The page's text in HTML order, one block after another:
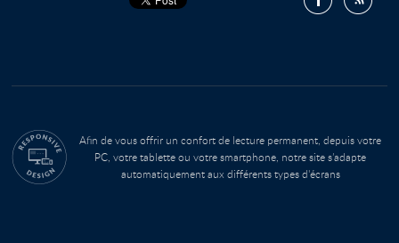
Afin de vous offrir un confort de lecture permanent, depuis votre
PC, votre tablette ou votre smartphone, notre site s’adapte
automatiquement aux différents types d'écrans